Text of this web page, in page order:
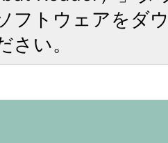
フトウェアをダ
さい。